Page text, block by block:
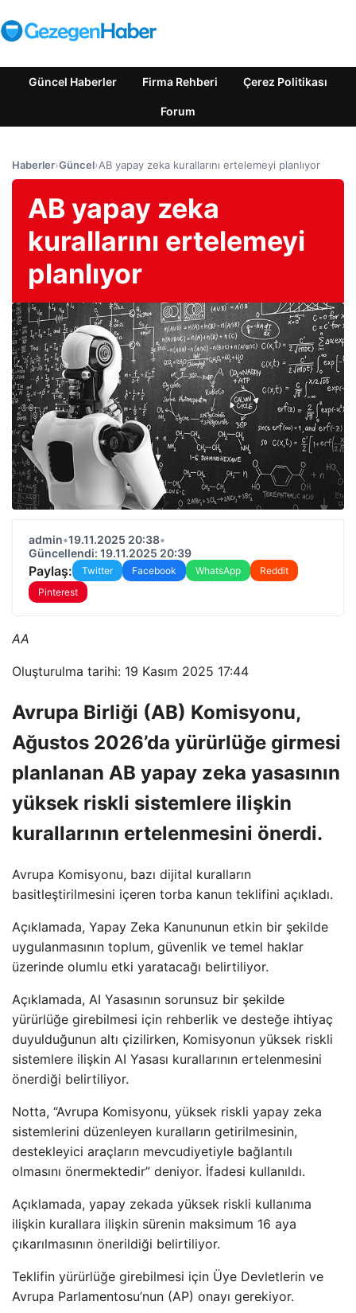
Güncel Haberler Firma Rehberi Çerez Politikası
Forum
Haberler›Güncel›AB yapay zeka kurallarını ertelemeyi planlıyor
AB yapay zeka
kurallarını ertelemeyi
planlıyor
admin•19.11.2025 20:38•
Güncellendi: 19.11.2025 20:39
Paylaş: Twitter Facebook WhatsApp
Reddit
Pinterest
AA
Oluşturulma tarihi: 19 Kasım 2025 17:44
Avrupa Birliği (AB) Komisyonu,
Ağustos 2026’da yürürlüğe girmesi
planlanan AB yapay zeka yasasının
yüksek riskli sistemlere ilişkin
kurallarının ertelenmesini önerdi.
Avrupa Komisyonu, bazı dijital kuralların
basitleştirilmesini içeren torba kanun teklifini açıkladı.
Açıklamada, Yapay Zeka Kanununun etkin bir şekilde
uygulanmasının toplum, güvenlik ve temel haklar
üzerinde olumlu etki yaratacağı belirtiliyor.
Açıklamada, AI Yasasının sorunsuz bir şekilde
yürürlüğe girebilmesi için rehberlik ve desteğe ihtiyaç
duyulduğunun altı çizilirken, Komisyonun yüksek riskli
sistemlere ilişkin AI Yasası kurallarının ertelenmesini
önerdiği belirtiliyor.
Notta, “Avrupa Komisyonu, yüksek riskli yapay zeka
sistemlerini düzenleyen kuralların getirilmesinin,
destekleyici araçların mevcudiyetiyle bağlantılı
olmasını önermektedir” deniyor. İfadesi kullanıldı.
Açıklamada, yapay zekada yüksek riskli kullanıma
ilişkin kurallara ilişkin sürenin maksimum 16 aya
çıkarılmasının önerildiği belirtiliyor.
Teklifin yürürlüğe girebilmesi için Üye Devletlerin ve
Avrupa Parlamentosu’nun (AP) onayı gerekiyor.